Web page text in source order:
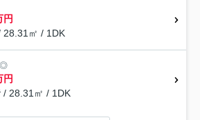
円
28.31㎡ / 1DK
円
/ 28.31㎡ / 1DK